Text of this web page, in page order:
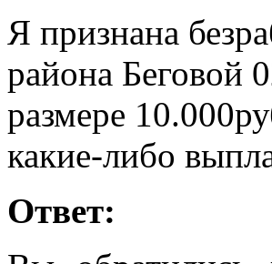
Я признана
района Беговой
размере
какие-либо
Ответ: